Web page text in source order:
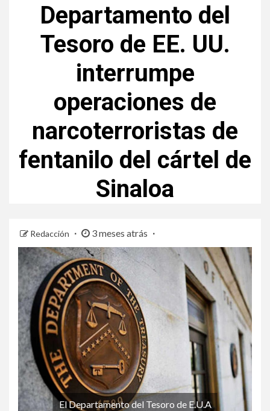
Departamento del
Tesoro de EE. UU.
interrumpe
operaciones de
narcoterroristas de
fentanilo del cártel de
Sinaloa
Redacción 3 meses atrás
El Departamento del Tesoro de E.U.A